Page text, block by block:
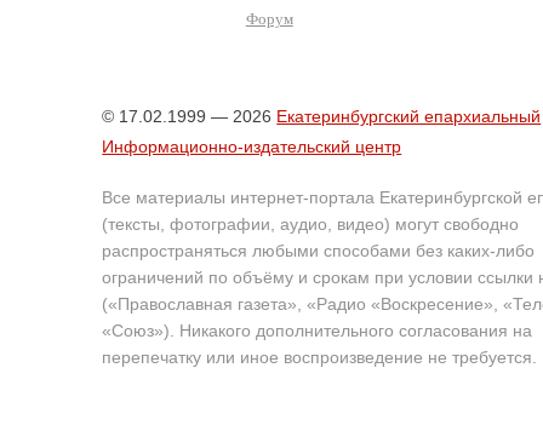
Форум
© 17.02.1999 — 2026 Екатеринбургский епархиальный
Информационно-издательский центр
Все материалы интернет-портала Екатеринбургской
(тексты, фотографии, аудио, видео) могут свободно
распространяться любыми способами без каких-либо
ограничений по объёму и срокам при условии ссылки
(«Православная газета», «Радио «Воскресение»,
«Союз»). Никакого дополнительного согласования на
перепечатку или иное воспроизведение не требуется.